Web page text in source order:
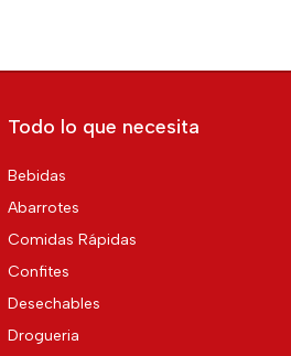
Todo lo que necesita
Bebidas
Abarrotes
Comidas Rápidas
Confites
Desechables
Drogueria